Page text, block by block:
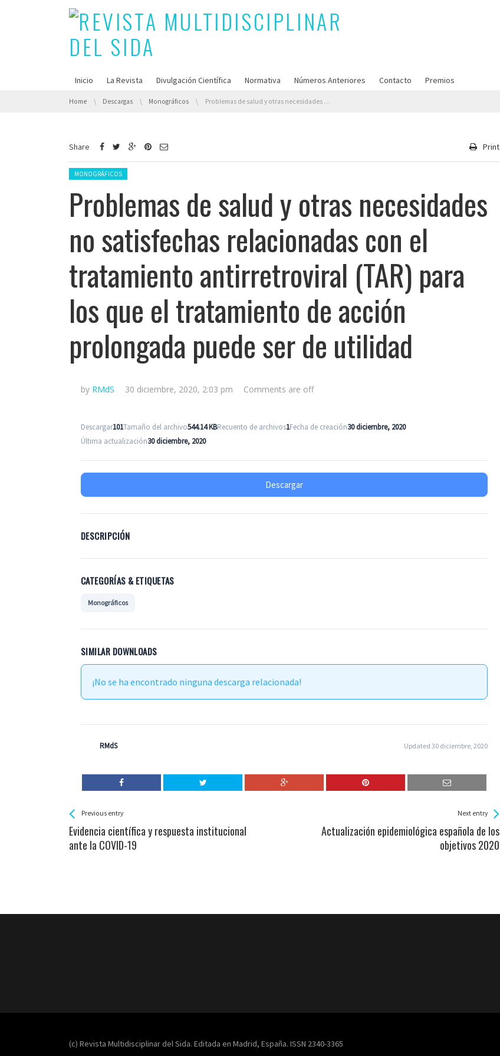
Inicio La Revista Divulgación Científica Normativa Números Anteriores Contacto Premios
You are here:
Home Descargas Monográficos Problemas de salud y otras necesidades no satisfechas relacionadas con el tratamiento antirretroviral (TAR) para los que el tratamiento de acción prolongada puede ser de utilidad
Share Print
Posted in:
MONOGRÁFICOS
Problemas de salud y otras necesidades
no satisfechas relacionadas con el
tratamiento antirretroviral (TAR) para
los que el tratamiento de acción
prolongada puede ser de utilidad
by RMdS 30 diciembre, 2020, 2:03 pm Comments are off
Descargar101Tamaño del archivo544.14 KBRecuento de archivos1Fecha de creación30 diciembre, 2020
Última actualización30 diciembre, 2020
Descargar
DESCRIPCIÓN
CATEGORÍAS & ETIQUETAS
Monográficos
SIMILAR DOWNLOADS
¡No se ha encontrado ninguna descarga relacionada!
RMdS Updated 30 diciembre, 2020
See more
Previous entry
Evidencia científica y respuesta institucional
ante la COVID-19
Back
All
Entries
Next entry
Actualización epidemiológica española de los
objetivos 2020
(c) Revista Multidisciplinar del Sida. Editada en Madrid, España. ISSN 2340-3365